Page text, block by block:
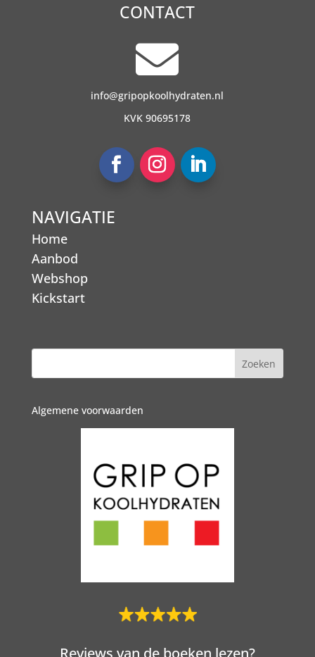
CONTACT

info@gripopkoolhydraten.nl
KVK 90695178
NAVIGATIE
Home
Aanbod
Webshop
Kickstart
Algemene voorwaarden
Reviews van de boeken lezen?